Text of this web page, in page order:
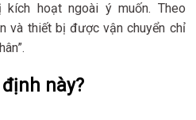
hoạt ngoài ý muốn. Theo
và thiết bị được vận chuyển chỉ
này?